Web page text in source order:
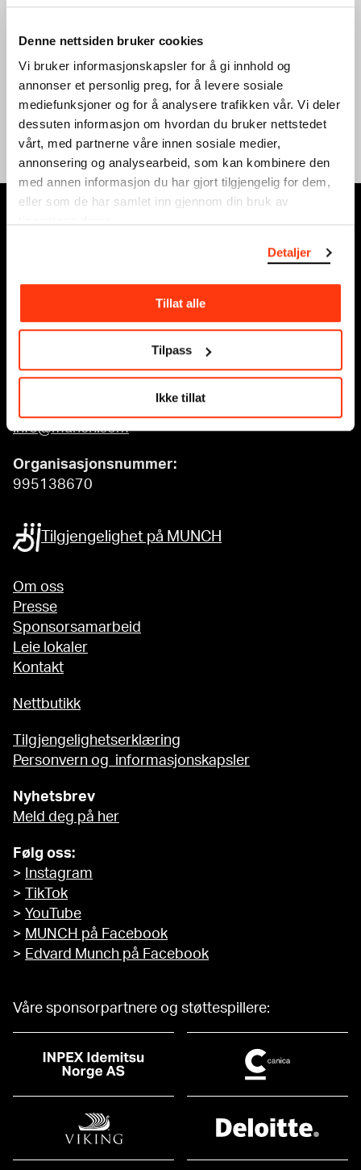
Denne nettsiden bruker cookies
Vi bruker informasjonskapsler for å gi innhold og
annonser et personlig preg, for å levere sosiale
mediefunksjoner og for å analysere trafikken vår. Vi deler
dessuten informasjon om hvordan du bruker nettstedet
vårt, med partnerne våre innen sosiale medier,
annonsering og analysearbeid, som kan kombinere den
med annen informasjon du har gjort tilgjengelig for dem,
eller som de har samlet inn gjennom din bruk av
Detaljer
Tillat alle
Tilpass
Ikke tillat
UNG VINTERFERIE:
VERKSTED
20.02.2024 ,
UNG VINTERFERIE:
VERKSTED
19.02.2024
15:00
Verksted
Se full kalender
Se alle åpningstider
Postadresse:
Postboks 3304 Sørenga, 0140 Oslo
info@munch.com
Organisasjonsnummer:
995138670
Tilgjengelighet på MUNCH
Om oss
Presse
Sponsorsamarbeid
Leie lokaler
Kontakt
Nettbutikk
Tilgjengelighetserklæring
Personvern og informasjonskapsler
Nyhetsbrev
Meld deg på her
Følg oss:
>
Instagram
>
TikTok
> YouTube
> MUNCH på Facebook
> Edvard Munch på Facebook
Våre sponsorpartnere og støttespillere: